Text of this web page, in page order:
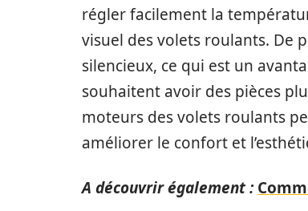
régler facilement la
visuel des volets roulants. De
silencieux, ce qui est un
souhaitent avoir des pièces
moteurs des volets roulants
améliorer le confort et
A découvrir également :